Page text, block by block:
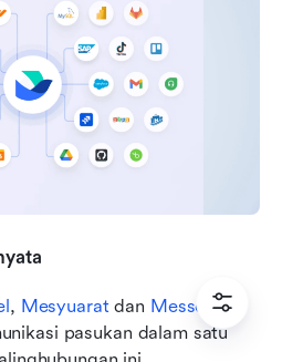
, Mesyuarat dan Messenger
pasukan dalam satu